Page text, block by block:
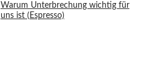
Warum Unterbrechung wichtig für
uns ist (Espresso)